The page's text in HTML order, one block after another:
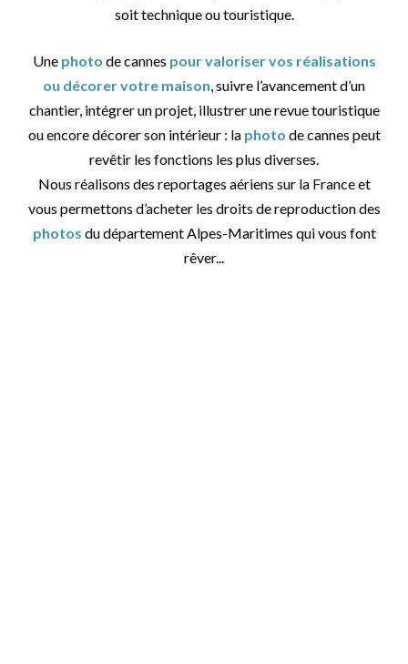
soit technique ou touristique.
Une photo de cannes pour valoriser vos réalisations
ou décorer votre maison, suivre l’avancement d’un
chantier, intégrer un projet, illustrer une revue touristique
ou encore décorer son intérieur : la photo de cannes peut
revêtir les fonctions les plus diverses.
Nous réalisons des reportages aériens sur la France et
vous permettons d’acheter les droits de reproduction des
photos du département Alpes-Maritimes qui vous font
rêver...